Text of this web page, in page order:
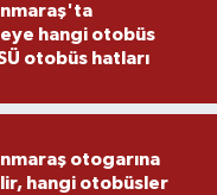
hangi otobüs
otobüs hatları
otogarına
hangi otobüsler